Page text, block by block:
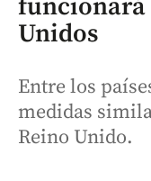
funcionará
Unidos
Entre los
medidas
Reino Unido.